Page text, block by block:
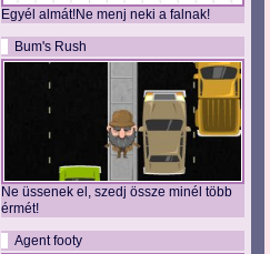
Egyél almát!Ne menj neki a falnak!
Bum's Rush
Ne üssenek el, szedj össze minél több
érmét!
Agent footy